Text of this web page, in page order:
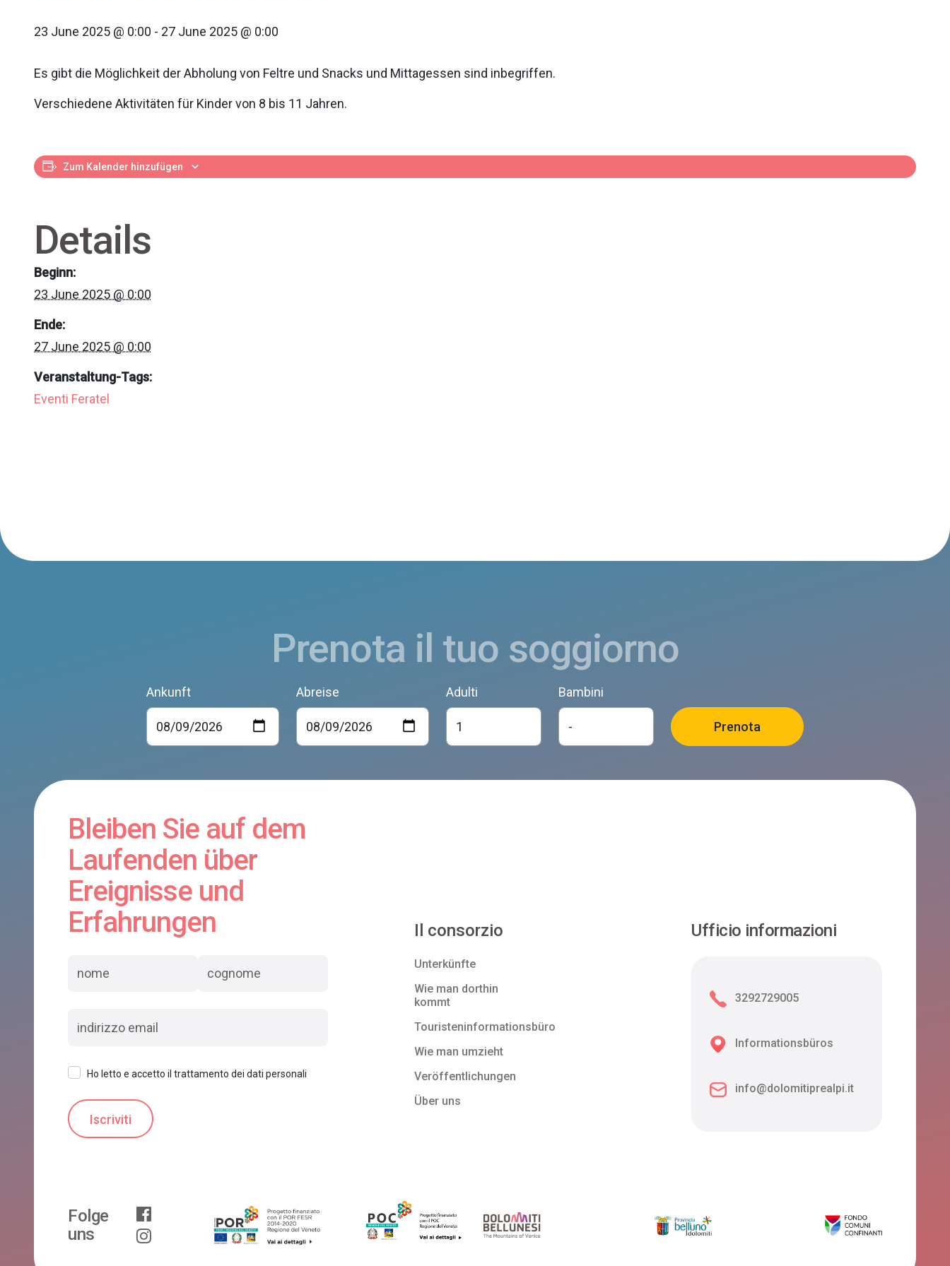
23 June 2025 @ 0:00 - 27 June 2025 @ 0:00
Es gibt die Möglichkeit der Abholung von Feltre und Snacks und Mittagessen sind inbegriffen.
Verschiedene Aktivitäten für Kinder von 8 bis 11 Jahren.
Zum Kalender hinzufügen
Details
Beginn:
23 June 2025 @ 0:00
Ende:
27 June 2025 @ 0:00
Veranstaltung-Tags:
Eventi Feratel
Prenota il tuo soggiorno
Ankunft Abreise Adulti Bambini
Bleiben Sie auf dem
Laufenden über
Ereignisse und
Erfahrungen
Ho letto e accetto il trattamento dei dati personali
Il consorzio
Unterkünfte
Wie man dorthin
kommt
Touristeninformationsbüro
Wie man umzieht
Veröffentlichungen
Über uns
Ufficio informazioni
3292729005
Informationsbüros
info@dolomitiprealpi.it
Folge
uns